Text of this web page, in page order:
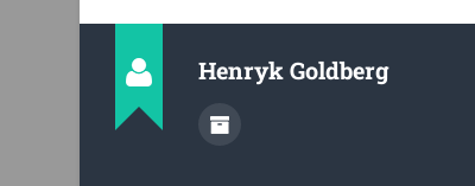
Henryk Goldberg